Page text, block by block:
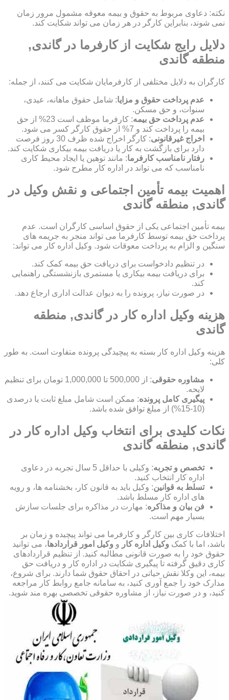
نکته: دعاوی مربوط به حقوق و بیمه معوقه مشمول مرور زمان
نمی شوند، بنابراین کارگر در هر زمان می تواند شکایت کند.
دلایل رایج شکایت از کارفرما در گاندی,
منطقه گاندی
کارگران به دلایل مختلفی از کارفرمایان شکایت می کنند، از جمله:
عدم پرداخت حقوق و مزایا: شامل حقوق ماهانه، عیدی،
سنوات، و حق مسکن.
عدم پرداخت حق بیمه
: کارفرما موظف است 23% از حق
بیمه را پرداخت کند و 7% از حقوق کارگر کسر می شود.
اخراج غیرقانونی
: کارگر اخراج شده ظرف 30 روز فرصت
دارد برای بازگشت به کار یا دریافت بیمه بیکاری شکایت کند.
رفتار نامناسب کارفرما: مانند توهین یا ایجاد محیط کاری
نامناسب که می تواند در اداره کار مطرح شود.
اهمیت بیمه تأمین اجتماعی و نقش وکیل در
گاندی, منطقه گاندی
بیمه تأمین اجتماعی یکی از حقوق اساسی کارگران است. عدم
پرداخت حق بیمه توسط کارفرما می تواند منجر به جریمه های
سنگین و الزام به پرداخت معوقات شود. وکیل اداره کار می تواند:
در تنظیم دادخواست برای دریافت حق بیمه کمک کند.
برای دریافت بیمه بیکاری یا مستمری بازنشستگی راهنمایی
کند.
در صورت نیاز، پرونده را به دیوان عدالت اداری ارجاع دهد.
هزینه وکیل اداره کار در گاندی, منطقه
گاندی
هزینه وکیل اداره کار بسته به پیچیدگی پرونده متفاوت است. به طور
کلی:
مشاوره حقوقی
: از 500,000 تا 1,000,000 تومان برای تنظیم
لایحه.
پیگیری کامل پرونده: ممکن است شامل مبلغ ثابت یا درصدی
(10-15%) از مبلغ توافق شده باشد.
نکات کلیدی برای انتخاب وکیل اداره کار در
گاندی, منطقه گاندی
تخصص و تجربه
: وکیلی با حداقل 5 سال تجربه در دعاوی
اداره کار انتخاب کنید.
تسلط به قوانین: وکیل باید به قانون کار، بخشنامه ها، و رویه
های اداره کار مسلط باشد.
فن بیان و مذاکره: مهارت در مذاکره برای جلسات سازش
بسیار مهم است.
اختلافات کاری بین کارگر و کارفرما می تواند پیچیده و زمان بر
باشد، اما با کمک وکیل اداره کار و وکیل امور قراردادها، می توانید
حقوق خود را به صورت قانونی مطالبه کنید. از تنظیم قراردادهای
کاری دقیق گرفته تا پیگیری شکایت در اداره کار و دریافت حق
بیمه، این وکلا نقش حیاتی در احقاق حقوق شما دارند. برای شروع،
مدارک خود را جمع آوری کنید، به سامانه جامع روابط کار مراجعه
کنید، و در صورت نیاز، از مشاوره حقوقی تخصصی بهره مند شوید.